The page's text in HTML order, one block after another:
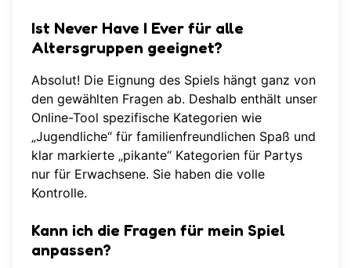
Ist Never Have I Ever für alle
Altersgruppen geeignet?
Absolut! Die Eignung des Spiels hängt ganz von
den gewählten Fragen ab. Deshalb enthält unser
Online-Tool spezifische Kategorien wie
„Jugendliche“ für familienfreundlichen Spaß und
klar markierte „pikante“ Kategorien für Partys
nur für Erwachsene. Sie haben die volle
Kontrolle.
Kann ich die Fragen für mein Spiel
anpassen?